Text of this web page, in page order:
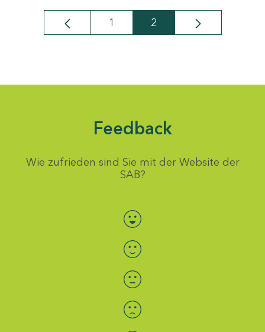
Seite
1 Seite
2
Feedback
Wie zufrieden sind Sie mit der Website der
SAB?
Bewertung auswählen